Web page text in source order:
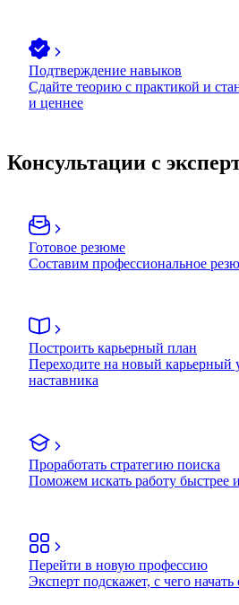
Подтверждение навыков
Сдайте теорию с практикой и
и ценнее
Консультации с
Готовое резюме
Составим профессиональное
Построить карьерный план
Переходите на новый
наставника
Проработать стратегию поиска
Поможем искать работу быстрее
Перейти в новую профессию
Эксперт подскажет, с чего